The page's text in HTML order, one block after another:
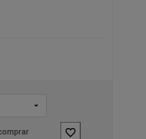
favorite_border